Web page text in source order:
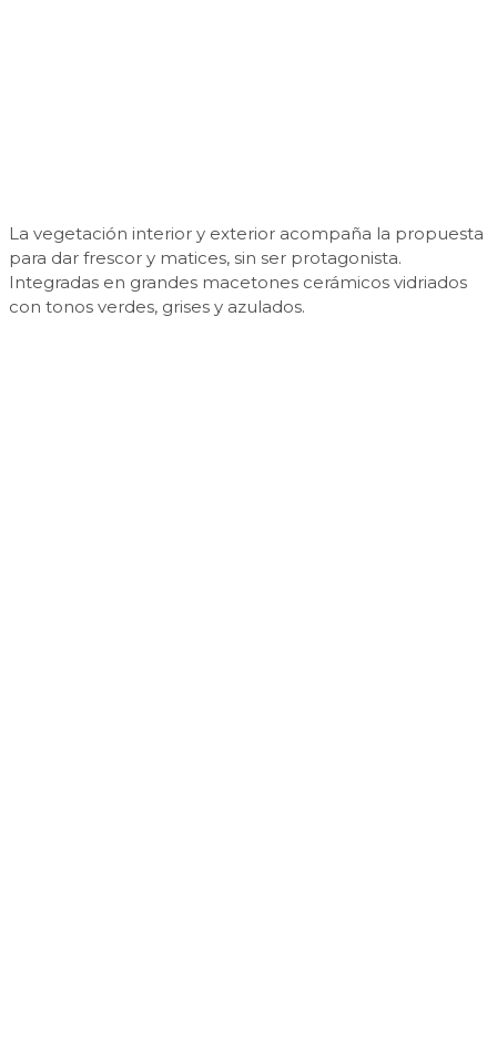
La vegetación interior y exterior acompaña la propuesta
para dar frescor y matices, sin ser protagonista.
Integradas en grandes macetones cerámicos vidriados
con tonos verdes, grises y azulados.